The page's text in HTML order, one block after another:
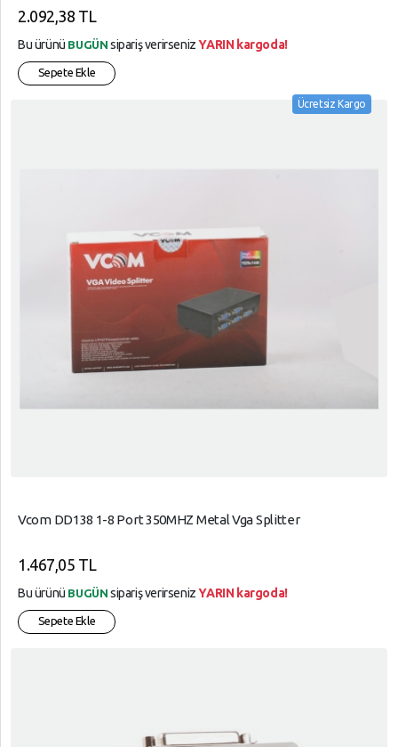
2.092,38 TL
Bu ürünü BUGÜN sipariş verirsenizYARIN kargoda!
Sepete Ekle
Ücretsiz Kargo
Vcom DD138 1-8 Port 350MHZ Metal Vga Splitter
1.467,05 TL
Bu ürünü BUGÜN sipariş verirsenizYARIN kargoda!
Sepete Ekle